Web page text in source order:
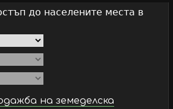
до населените места в
на земеделска